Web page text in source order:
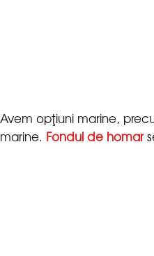
Avem opţiuni marine,
marine.